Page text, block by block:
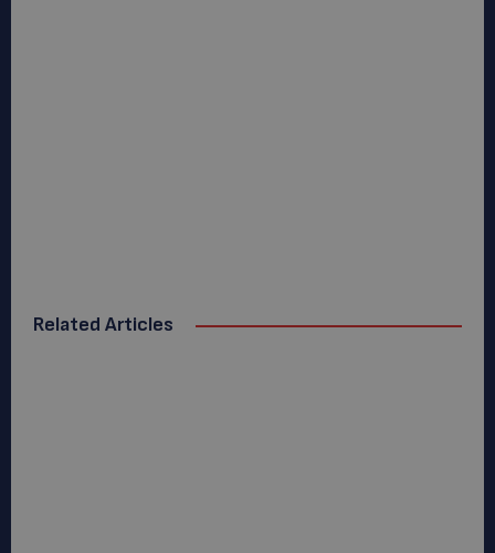
Related Articles